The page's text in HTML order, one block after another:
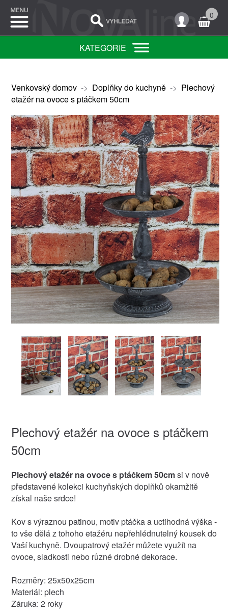
0
KATEGORIE
Venkovský domov-> Doplňky do kuchyně-> Plechový
etažér na ovoce s ptáčkem 50cm
Plechový etažér na ovoce s ptáčkem
50cm
Plechový etažér na ovoce s ptáčkem 50cmsi v nově
představené kolekci kuchyňských doplňků okamžitě
získal naše srdce!
Kov s výraznou patinou, motiv ptáčka a uctihodná výška -
to vše dělá z tohoho etažéru nepřehlédnutelný kousek do
Vaší kuchyně. Dvoupatrový etažér můžete využít na
ovoce, sladkosti nebo různé drobné dekorace.
Rozměry: 25x50x25cm
Materiál: plech
Záruka: 2 roky